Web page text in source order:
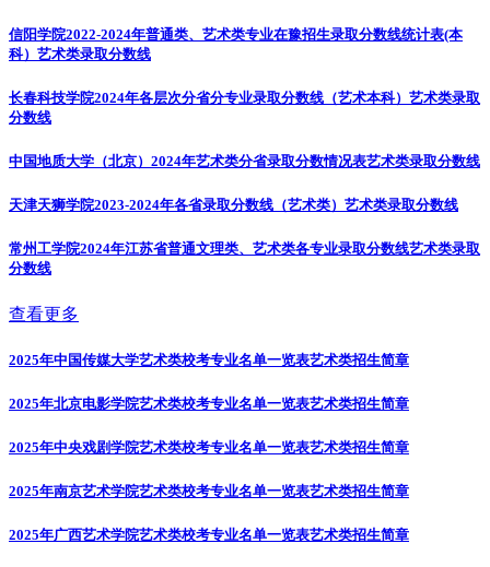
信阳学院2022-2024年普通类、艺术类专业在豫招生录取分数线统计表(本
科） 艺术类录取分数线
长春科技学院2024年各层次分省分专业录取分数线（艺术本科） 艺术类录取
分数线
中国地质大学（北京）2024年艺术类分省录取分数情况表艺术类录取分数线
天津天狮学院2023-2024年各省录取分数线（艺术类） 艺术类录取分数线
常州工学院2024年江苏省普通文理类、艺术类各专业录取分数线艺术类录取
分数线
查看更多
2025年中国传媒大学艺术类校考专业名单一览表艺术类招生简章
2025年北京电影学院艺术类校考专业名单一览表艺术类招生简章
2025年中央戏剧学院艺术类校考专业名单一览表艺术类招生简章
2025年南京艺术学院艺术类校考专业名单一览表艺术类招生简章
2025年广西艺术学院艺术类校考专业名单一览表艺术类招生简章